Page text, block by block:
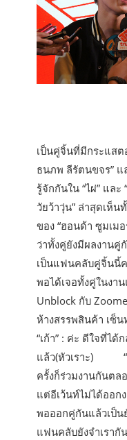
เป็นคู่จิ้นที่มีกระแสต
ธนภพ ลีรัตนขจร” แ
รู้จักกันใน “ไผ่” และ
วัยว้าวุ่น” ล่าสุดเห็น
ของ “ฮอนด้า ซูมเม
ว่าทั้งคู่ยังมีผลงานคู่
เป็นแฟนคลับคู่จิ้นนี้
พอได้เจอทั้งคู่ในงา
Unblock กับ
ห้างสรรพสินค้า เซ็
“เก้า” : ค่ะ ดีใจที่ไ
แล้ว(หัวเราะ) “ต่
ครั้งก็ร่วมงานกัน
แต่อีเว้นท์ไม่ได้ออ
พอออกคู่กันแล้วเป็
แฟนคลับยังจำเรากั